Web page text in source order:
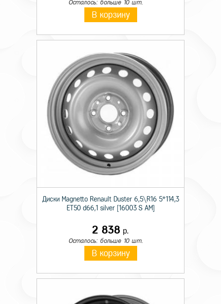
Осталось: больше 10 шт.
В корзину
Диски Magnetto Renault Duster 6,5\R16 5*114,3
ET50 d66,1 silver [16003 S AM]
2 838 р.
Осталось: больше 10 шт.
В корзину